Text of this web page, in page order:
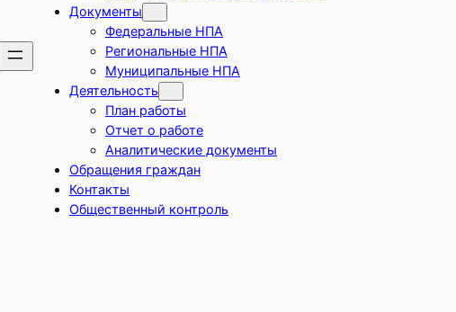
Документы
Федеральные НПА
Региональные НПА
Муниципальные НПА
Деятельность
План работы
Отчет о работе
Аналитические документы
Обращения граждан
Контакты
Общественный контроль